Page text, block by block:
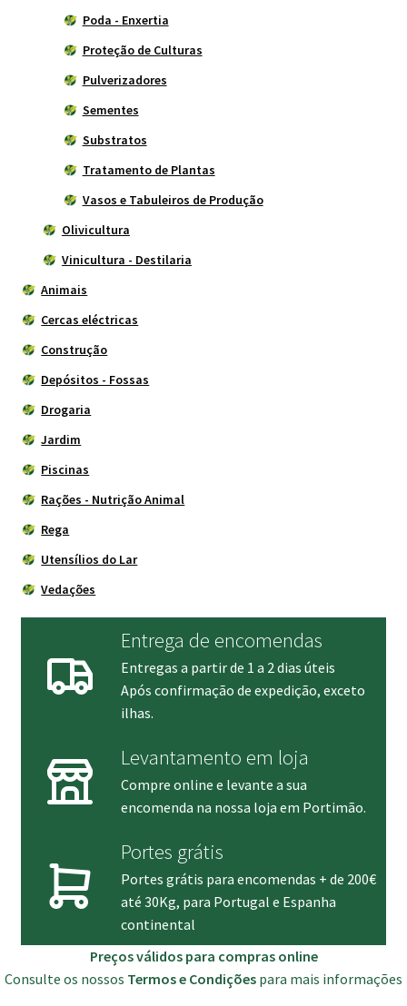
Poda - Enxertia
Proteção de Culturas
Pulverizadores
Sementes
Substratos
Tratamento de Plantas
Vasos e Tabuleiros de Produção
Olivicultura
Vinicultura - Destilaria
Animais
Cercas eléctricas
Construção
Depósitos - Fossas
Drogaria
Jardim
Piscinas
Rações - Nutrição Animal
Rega
Utensílios do Lar
Vedações
Entrega de encomendas
Entregas a partir de 1 a 2 dias úteis
Após confirmação de expedição, exceto
ilhas.
Levantamento em loja
Compre online e levante a sua
encomenda na nossa loja em Portimão.
Portes grátis
Portes grátis para encomendas + de 200€
até 30Kg, para Portugal e Espanha
continental
Preços válidos para compras online
Consulte os nossos Termos e Condições para mais informações